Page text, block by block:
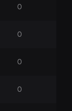
0
0
0
0